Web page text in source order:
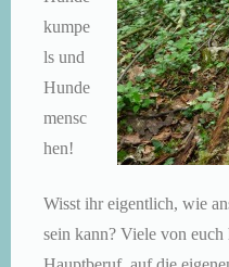
kumpe
ls und
Hunde
mensc
hen!
Wisst ihr eigentlich, wie
sein kann? Viele von euch